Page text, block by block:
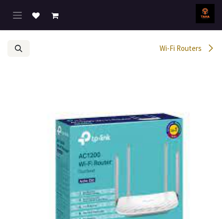
تخطي للذهاب إلى المحتوى